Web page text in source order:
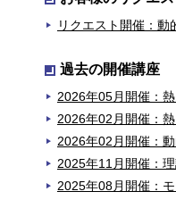
リクエスト開催：動
過去の開催講座
2026年05月開催：
2026年02月開催：
2026年02月開催：
2025年11月開催：
2025年08月開催：